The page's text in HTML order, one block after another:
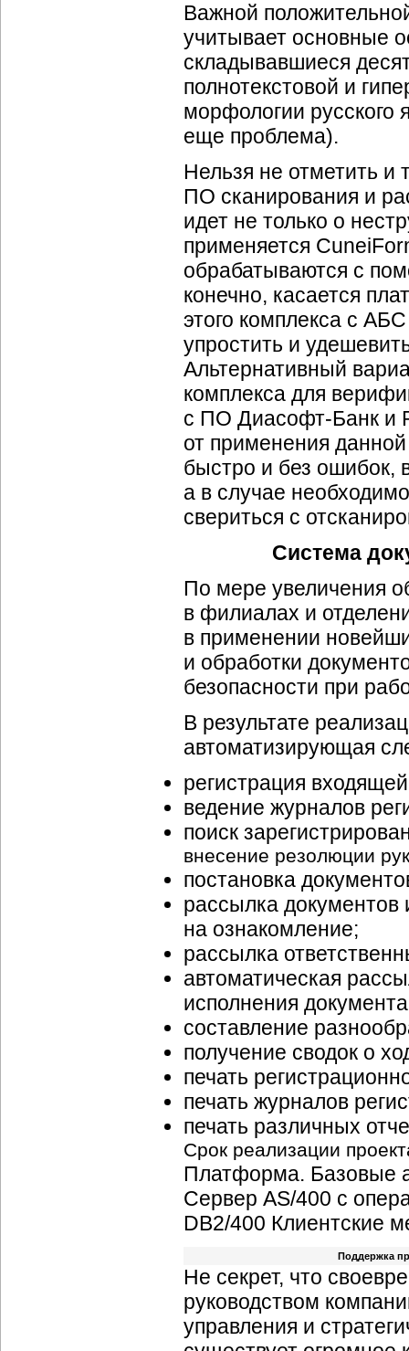
Важной
учитывает основные
складывавшиеся
полнотекстовой и
морфологии
еще проблема).
Нельзя не отметить и
ПО сканирования и
идет не только о
применяется
обрабатываются с
конечно, касается
этого комплекса с
упростить и
Альтернативный
комплекса для
с ПО Диасофт-Банк и
от применения
быстро и без ошибок,
а в случае
свериться с
Система
По мере увеличения
в филиалах и
в применении
и обработки
безопасности при
В результате
автоматизирующая
регистрация
ведение журналов
поиск
внесение резолюции
постановка
рассылка документов
на ознакомление;
рассылка
автоматическая
исполнения
составление
получение сводок о
печать
печать журналов
печать различных
Срок реализации
Платформа. Базовые
Сервер AS/400 с
DB2/400 Клиентские
Поддержка
Не секрет, что
руководством
управления и